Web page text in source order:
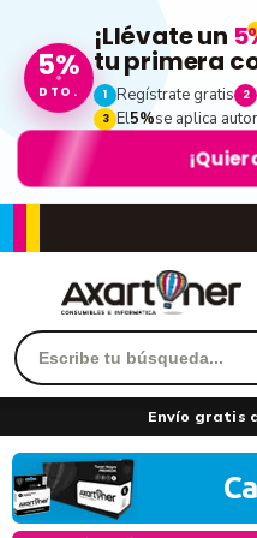
5%
DTO.
¡Llévate un
tu primera
1 Regístrate gratis 2
3 El5%se aplica
Envío gratis